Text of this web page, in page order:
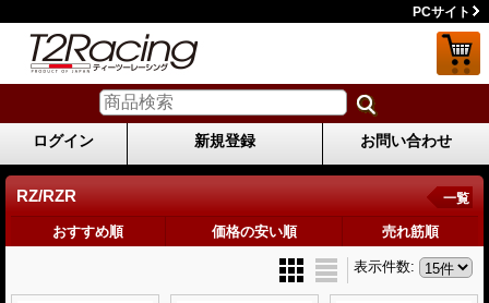
PCサイト
ログイン 新規登録 お問い合わせ
RZ/RZR 一覧
おすすめ順 価格の安い順 売れ筋順
表示件数: